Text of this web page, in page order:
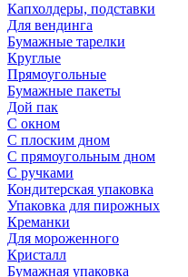
Капхолдеры, подставки
Для вендинга
Бумажные тарелки
Круглые
Прямоугольные
Бумажные пакеты
Дой пак
С окном
С плоским дном
С прямоугольным дном
С ручками
Кондитерская упаковка
Упаковка для пирожных
Креманки
Для мороженного
Кристалл
Бумажная упаковка